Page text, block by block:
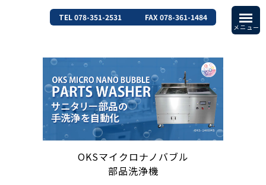
TEL 078-351-2531 FAX 078-361-1484
OKSマイクロナノバブル
部品洗浄機